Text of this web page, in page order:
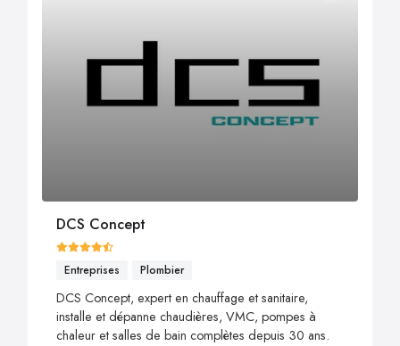
DCS Concept
Entreprises Plombier
DCS Concept, expert en chauffage et sanitaire,
installe et dépanne chaudières, VMC, pompes à
chaleur et salles de bain complètes depuis 30 ans.